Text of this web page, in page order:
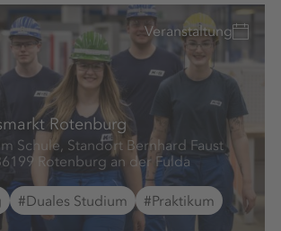
Veranstaltung
Rotenburg
Schule, Standort Bernhard Faust
Rotenburg an der Fulda
#Duales Studium #Praktikum